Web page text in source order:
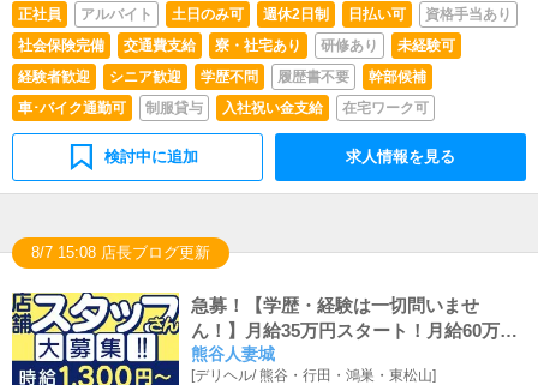
正社員 アルバイト 土日のみ可 週休2日制 日払い可
資格手当あり
社会保険完備
交通費支給 寮・社宅あり 研修あり
未経験可
経験者歓迎
シニア歓迎 学歴不問 履歴書不要
幹部候補
車･バイク通勤可
制服貸与 入社祝い金支給 在宅ワーク可
検討中に追加 求人情報を見る
8/7 15:08 店長ブログ更新
急募！【学歴・経験は一切問いませ
ん！】月給35万円スタート！月給60万円
くらいまで稼げるお店にします！！
熊谷人妻城
[デリヘル/熊谷・行田・鴻巣・東松山]